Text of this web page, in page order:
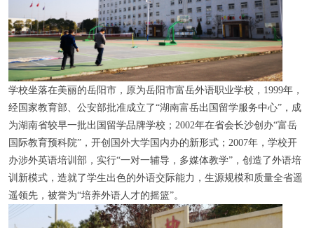
学校坐落在美丽的岳阳市，原为岳阳市富岳外语职业学校，1999年，
经国家教育部、公安部批准成立了“湖南富岳出国留学服务中心”，成
为湖南省较早一批出国留学品牌学校；2002年在省会长沙创办“富岳
国际教育预科院”，开创国外大学国内办的新形式；2007年，学校开
办涉外英语培训部，实行“一对一辅导，多媒体教学”，创造了外语培
训新模式，造就了学生出色的外语交际能力，生源规模和质量全省遥
遥领先，被誉为“培养外语人才的摇篮”。